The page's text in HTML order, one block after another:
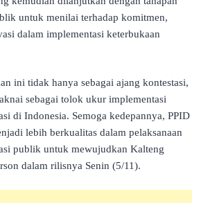
untuk menilai terhadap komitmen,
dalam implementasi keterbukaan
ini tidak hanya sebagai ajang kontestasi,
sebagai tolok ukur implementasi
di Indonesia. Semoga kedepannya, PPID
lebih berkualitas dalam pelaksanaan
publik untuk mewujudkan Kalteng
dalam rilisnya Senin (5/11).